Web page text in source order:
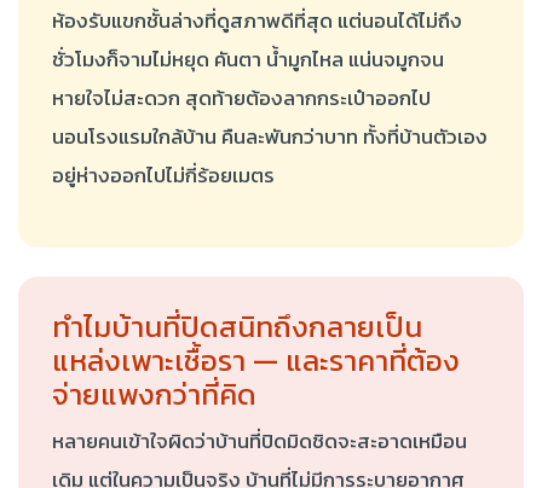
ห้องรับแขกชั้นล่างที่ดูสภาพดีที่สุด แต่นอนได้ไม่ถึง
ชั่วโมงก็จามไม่หยุด คันตา น้ำมูกไหล แน่นจมูกจน
หายใจไม่สะดวก สุดท้ายต้องลากกระเป๋าออกไป
นอนโรงแรมใกล้บ้าน คืนละพันกว่าบาท ทั้งที่บ้านตัวเอง
อยู่ห่างออกไปไม่กี่ร้อยเมตร
ทำไมบ้านที่ปิดสนิทถึงกลายเป็น
แหล่งเพาะเชื้อรา — และราคาที่ต้อง
จ่ายแพงกว่าที่คิด
หลายคนเข้าใจผิดว่าบ้านที่ปิดมิดชิดจะสะอาดเหมือน
เดิม แต่ในความเป็นจริง บ้านที่ไม่มีการระบายอากาศ